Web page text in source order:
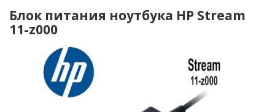
Блок питания ноутбука HP Stream
11-z000